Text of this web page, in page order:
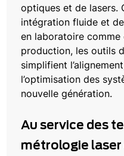
optiques et de lasers.
intégration fluide et
en laboratoire comme
production, les outils
simplifient
l’optimisation des
nouvelle génération.
Au service des
métrologie laser